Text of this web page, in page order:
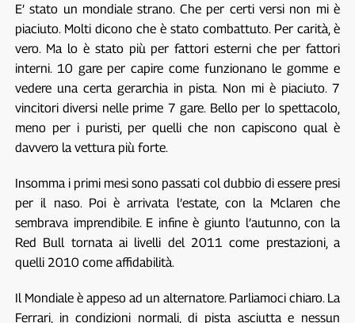
E’ stato un mondiale strano. Che per certi versi non mi è
piaciuto. Molti dicono che è stato combattuto. Per carità, è
vero. Ma lo è stato più per fattori esterni che per fattori
interni. 10 gare per capire come funzionano le gomme e
vedere una certa gerarchia in pista. Non mi è piaciuto. 7
vincitori diversi nelle prime 7 gare. Bello per lo spettacolo,
meno per i puristi, per quelli che non capiscono qual è
davvero la vettura più forte.
Insomma i primi mesi sono passati col dubbio di essere presi
per il naso. Poi è arrivata l’estate, con la Mclaren che
sembrava imprendibile. E infine è giunto l’autunno, con la
Red Bull tornata ai livelli del 2011 come prestazioni, a
quelli 2010 come affidabilità.
Il Mondiale è appeso ad un alternatore. Parliamoci chiaro. La
Ferrari, in condizioni normali, di pista asciutta e nessun